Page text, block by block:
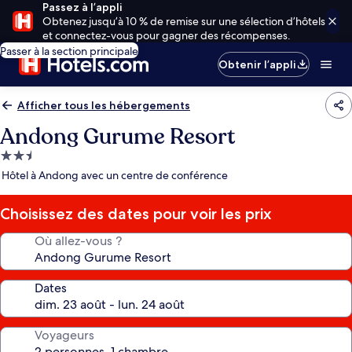
Passez à l’appli
Obtenez jusqu’à 10 % de remise sur une sélection d’hôtels
et connectez-vous pour gagner des récompenses.
Passer à la section principale
Obtenir l’appli
Afficher tous les hébergements
Andong Gurume Resort
Hébergement
2.5 étoiles
Hôtel à Andong avec un centre de conférence
Choisissez des dates pour voir les prix
Où allez-vous ?
Dates
Voyageurs